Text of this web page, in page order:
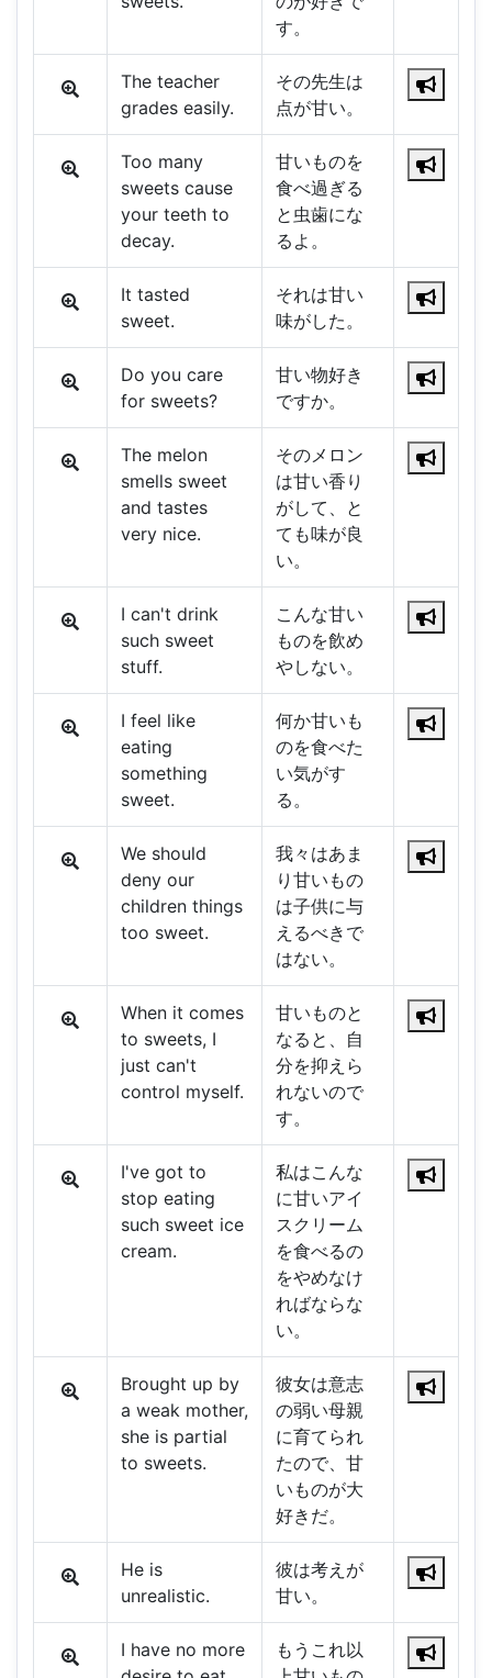
す。
The teacher
grades easily.
その先生は
点が甘い。
Too many
sweets cause
your teeth to
decay.
甘いものを
食べ過ぎる
と虫歯にな
るよ。
It tasted
sweet.
それは甘い
味がした。
Do you care
for sweets?
甘い物好き
ですか。
The melon
smells sweet
and tastes
very nice.
そのメロン
は甘い香り
がして、と
ても味が良
い。
I can't drink
such sweet
stuff.
こんな甘い
ものを飲め
やしない。
I feel like
eating
something
sweet.
何か甘いも
のを食べた
い気がす
る。
We should
deny our
children things
too sweet.
我々はあま
り甘いもの
は子供に与
えるべきで
はない。
When it comes
to sweets, I
just can't
control myself.
甘いものと
なると、自
分を抑えら
れないので
す。
I've got to
stop eating
such sweet ice
cream.
私はこんな
に甘いアイ
スクリーム
を食べるの
をやめなけ
ればならな
い。
Brought up by
a weak mother,
she is partial
to sweets.
彼女は意志
の弱い母親
に育てられ
たので、甘
いものが大
好きだ。
He is
unrealistic.
彼は考えが
甘い。
I have no more
もうこれ以